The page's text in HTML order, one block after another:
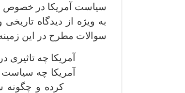
سیاست آمریکا در خصوص
به ویژه از دیدگاه
سوالات مطرح در این
آمریکا چه
آمریکا چه
کرده­ و